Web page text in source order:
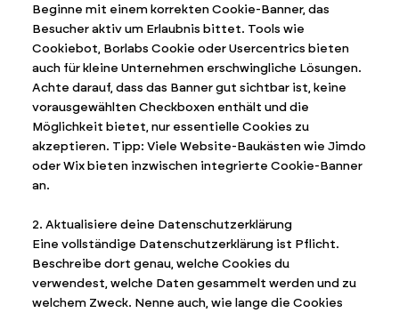
Beginne mit einem korrekten Cookie-Banner, das
Besucher aktiv um Erlaubnis bittet. Tools wie
Cookiebot, Borlabs Cookie oder Usercentrics bieten
auch für kleine Unternehmen erschwingliche Lösungen.
Achte darauf, dass das Banner gut sichtbar ist, keine
vorausgewählten Checkboxen enthält und die
Möglichkeit bietet, nur essentielle Cookies zu
akzeptieren. Tipp: Viele Website-Baukästen wie Jimdo
oder Wix bieten inzwischen integrierte Cookie-Banner
an.
2. Aktualisiere deine Datenschutzerklärung
Eine vollständige Datenschutzerklärung ist Pflicht.
Beschreibe dort genau, welche Cookies du
verwendest, welche Daten gesammelt werden und zu
welchem Zweck. Nenne auch, wie lange die Cookies